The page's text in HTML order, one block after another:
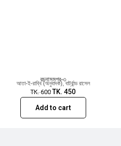
রচনাসমগ্র-৩
আতা-ই-রাব্বি (অনুবাদক),বার্ট্রান্ড রাসেল
TK.600 TK. 450
Add to cart